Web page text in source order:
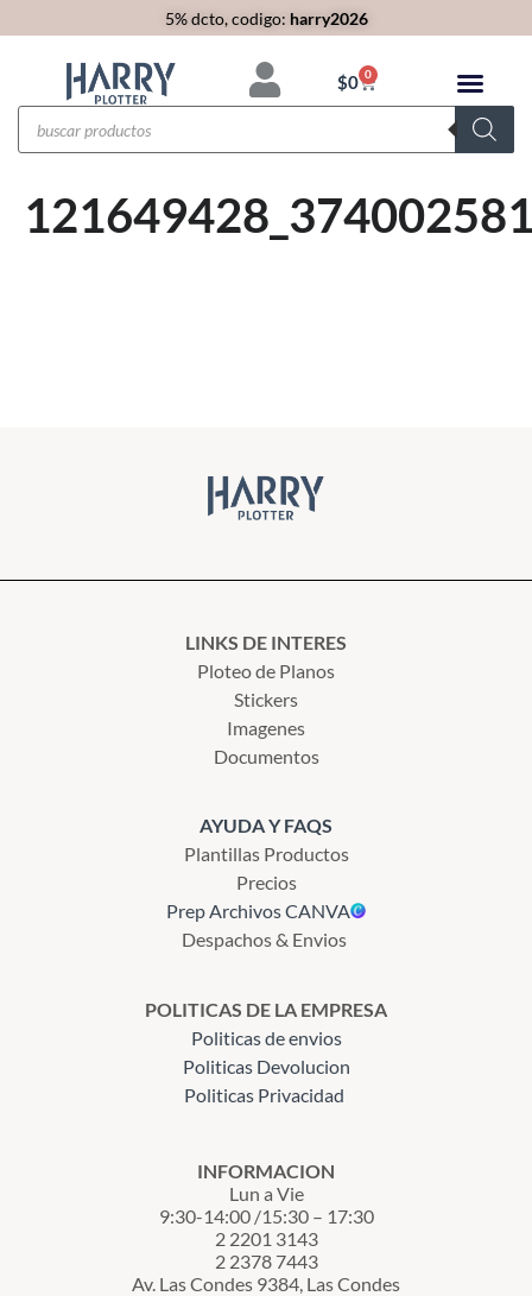
5% dcto, codigo: harry2026
$0 0
LINKS DE INTERES
Ploteo de Planos
Stickers
Imagenes
Documentos
AYUDA Y FAQS
Plantillas Productos
Precios
Prep Archivos CANVA
Despachos & Envios
POLITICAS DE LA EMPRESA
Politicas de envios
Politicas Devolucion
Politicas Privacidad
INFORMACION
Lun a Vie
9:30-14:00 /15:30 – 17:30
2 2201 3143
2 2378 7443
Av. Las Condes 9384, Las Condes